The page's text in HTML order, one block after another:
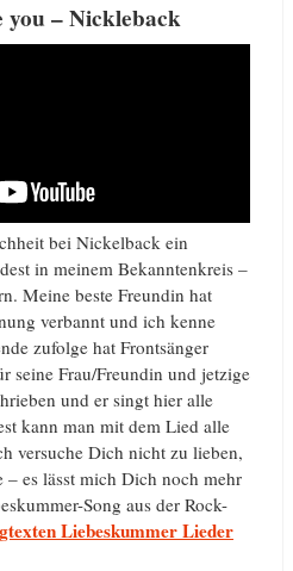
you – Nickleback
bei Nickelback ein
in meinem Bekanntenkreis –
Meine beste Freundin hat
verbannt und ich kenne
zufolge hat Frontsänger
seine Frau/Freundin und jetzige
und er singt hier alle
kann man mit dem Lied alle
versuche Dich nicht zu lieben,
– es lässt mich Dich noch mehr
Song aus der Rock-
Liebeskummer Lieder